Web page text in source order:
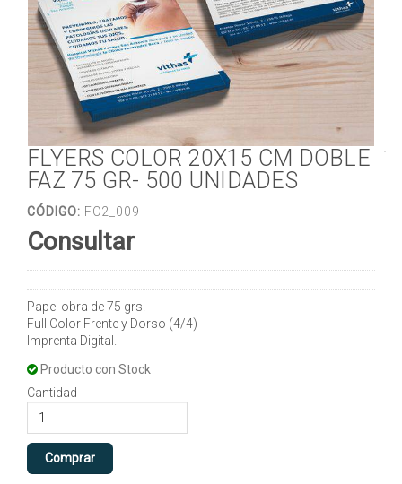
FLYERS COLOR 20X15 CM DOBLE
FAZ 75 GR- 500 UNIDADES
CÓDIGO: FC2_009
Consultar
Papel obra de 75 grs.
Full Color Frente y Dorso (4/4)
Imprenta Digital.
Producto con Stock
Cantidad